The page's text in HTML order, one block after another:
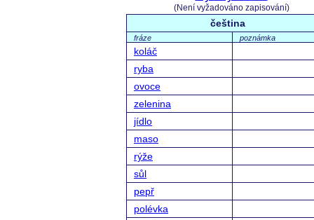
(Není vyžadováno zapisování)
čeština
fráze poznámka
koláč
ryba
ovoce
zelenina
jídlo
maso
rýže
sůl
pepř
polévka